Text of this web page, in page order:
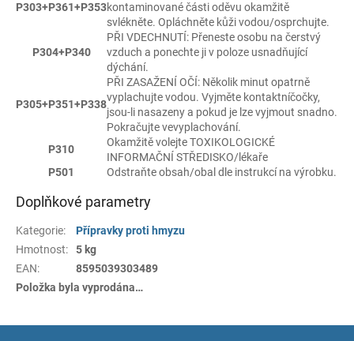
P303+P361+P353kontaminované části oděvu okamžitě
svlékněte. Opláchněte kůži vodou/osprchujte.
P304+P340
PŘI VDECHNUTÍ: Přeneste osobu na čerstvý
vzduch a ponechte ji v poloze usnadňující
dýchání.
P305+P351+P338
PŘI ZASAŽENÍ OČÍ: Několik minut opatrně
vyplachujte vodou. Vyjměte kontaktníčočky,
jsou-li nasazeny a pokud je lze vyjmout snadno.
Pokračujte vevyplachování.
P310
Okamžitě volejte TOXIKOLOGICKÉ
INFORMAČNÍ STŘEDISKO/lékaře
P501
Odstraňte obsah/obal dle instrukcí na výrobku.
Doplňkové parametry
Kategorie:
Přípravky proti hmyzu
Hmotnost:
5 kg
EAN:
8595039303489
Položka byla vyprodána…